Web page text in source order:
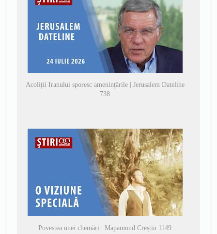
Acoliții Iranului sporesc amenințările | Jerusalem Dateline
738
Povestea unei chemări | Mapamond Creștin 1149